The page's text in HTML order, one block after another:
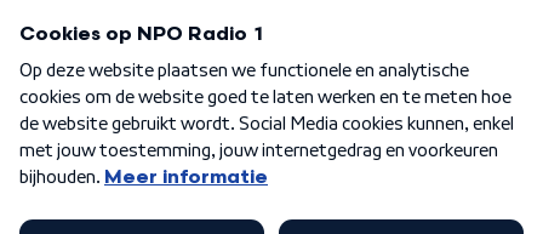
Algemene voorwaarden